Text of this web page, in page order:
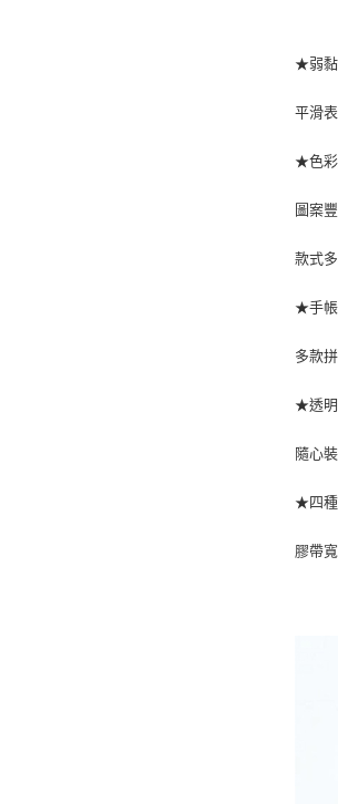
★弱黏
平滑
★色彩
圖案
款式
★手帳
多款
★透明
隨心
★四
膠帶